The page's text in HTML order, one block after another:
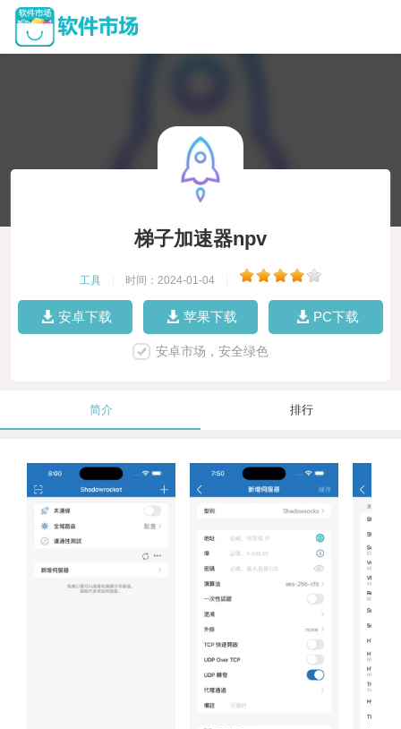
梯子加速器npv
工具 时间：2024-01-04
安卓下载 苹果下载 PC下载
安卓市场，安全绿色
简介 排行